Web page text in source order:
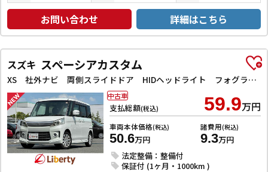
お問い合わせ 詳細はこちら
スズキ スペーシアカスタム
XS 社外ナビ 両側スライドドア HIDヘッドライト フォグライト スマートキー プッシュスタート 電動格納ミラー オートエアコン 純正アルミホイール
支払総額(税込) 59.9万円
車両本体価格(税込)
50.6万円
諸費用(税込)
9.3万円
法定整備：整備付
保証付 (1ヶ月・1000km )
中古車